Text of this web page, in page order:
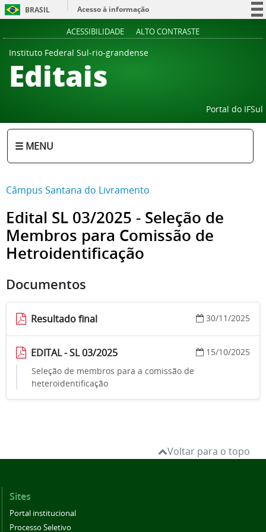
BRASIL
Acesso à informação
ACESSIBILIDADE ALTO CONTRASTE
Instituto Federal Sul-rio-grandense
Editais
Portal do IFSul
☰ MENU
Câmpus Santana do Livramento
Edital SL 03/2025 - Seleção de
Membros para Comissão de
Hetroidentificação
Documentos
Resultado final 30/11/2025
EDITAL - SL 03/2025
15/10/2025
Seleção de membros para a comissão de
heteroidentificação
Voltar para o topo
Sites
Portal institucional
Processo Seletivo